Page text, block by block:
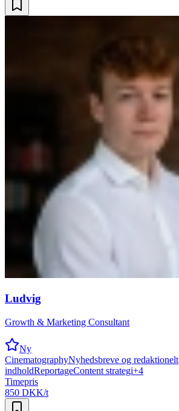
Ludvig
Growth & Marketing Consultant
Ny
CinematographyNyhedsbreve og redaktionelt
indholdReportageContent strategi+4
Timepris
850 DKK/t